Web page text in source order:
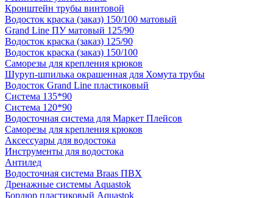
Кронштейн трубы винтовой
Водосток краска (заказ) 150/100 матовый
Grand Line ПУ матовый 125/90
Водосток краска (заказ) 125/90
Водосток краска (заказ) 150/100
Саморезы для крепления крюков
Шуруп-шпилька окрашенная для Хомута трубы
Водосток Grand Line пластиковый
Система 135*90
Система 120*90
Водосточная система для Маркет Плейсов
Саморезы для крепления крюков
Аксессуары для водостока
Инструменты для водостока
Антилед
Водосточная система Braas ПВХ
Дренажные системы Aquastok
Бордюр пластиковый Aquastok